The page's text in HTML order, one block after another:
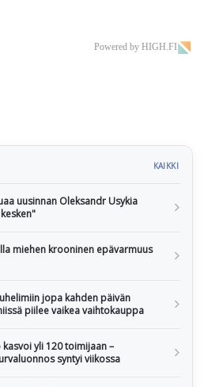
Powered by HIGH.FI
KAIKKI
uusinnan Oleksandr Usykia
miehen krooninen epävarmuus
jopa kahden päivän
piilee vaikea vaihtokauppa
yli 120 toimijaan –
syntyi viikossa